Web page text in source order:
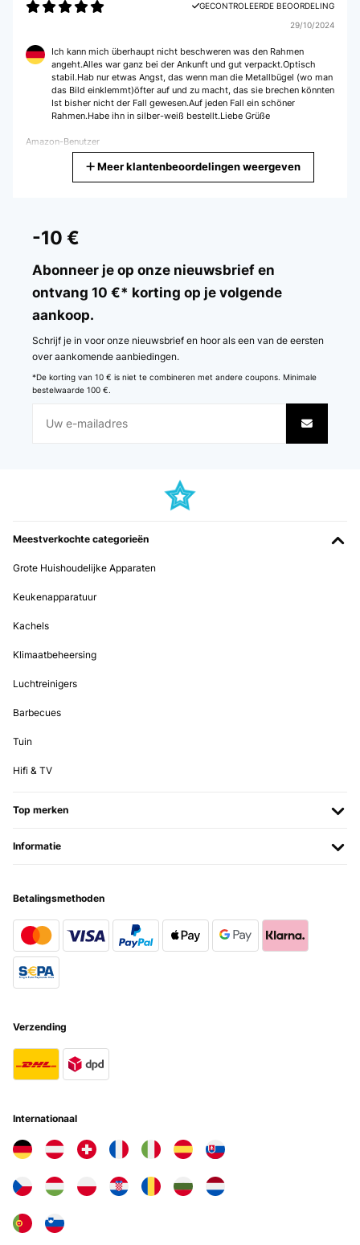
GECONTROLEERDE BEOORDELING
29/10/2024
Ich kann mich überhaupt nicht beschweren was den Rahmen
angeht.Alles war ganz bei der Ankunft und gut verpackt.Optisch
stabil.Hab nur etwas Angst, das wenn man die Metallbügel (wo man
das Bild einklemmt)öfter auf und zu macht, das sie brechen könnten
Ist bisher nicht der Fall gewesen.Auf jeden Fall ein schöner
Rahmen.Habe ihn in silber-weiß bestellt.Liebe Grüße
Amazon-Benutzer
Utilisateur d'Amazon
Vertaal
Es la segunda vez que los compro por su b elegancia, su buena
Con cristal de verdad y robusto. Packaging perfecto, bonito y
Vertaal
Das 3er Set ist günstig und hat trotzdem eine super Qualität! Hab
gestrichen. Genau mein Ding!
Amazon-Benutzer
Vertaal
Vertaal
Meer klantenbeoordelingen weergeven
-10 €
Abonneer je op onze nieuwsbrief en
ontvang 10 €* korting op je volgende
aankoop.
Schrijf je in voor onze nieuwsbrief en hoor als een van de eersten
over aankomende aanbiedingen.
*De korting van 10 € is niet te combineren met andere coupons. Minimale
bestelwaarde 100 €.
Meestverkochte categorieën
Grote Huishoudelijke Apparaten
Keukenapparatuur
Kachels
Klimaatbeheersing
Luchtreinigers
Barbecues
Tuin
Hifi & TV
Top merken
Informatie
Betalingsmethoden
Verzending
Internationaal